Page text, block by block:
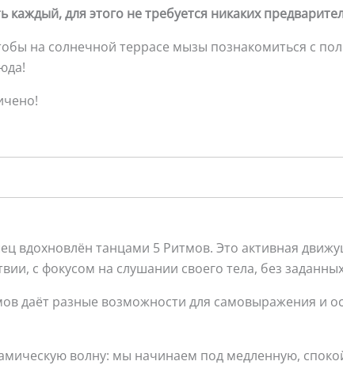
каждый, для этого не требуется никаких
на солнечной террасе мызы познакомиться с
вдохновлён танцами 5 Ритмов. Это активная
с фокусом на слушании своего тела, без
даёт разные возможности для самовыражения и
волну: мы начинаем под медленную,